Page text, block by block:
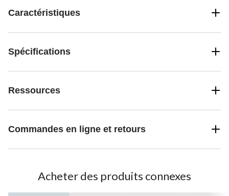
Caractéristiques
Spécifications
Ressources
Commandes en ligne et retours
Acheter des produits connexes